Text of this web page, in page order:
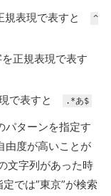
規表現で表すと
^
正規表現で表す
で表すと .*あ$
パターンを指定す
由度が高いことが
文字列があった時
では”東京”が検索